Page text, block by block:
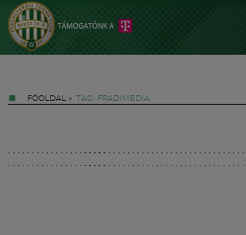
FŐOLDAL » TAG: FRADIMEDIA